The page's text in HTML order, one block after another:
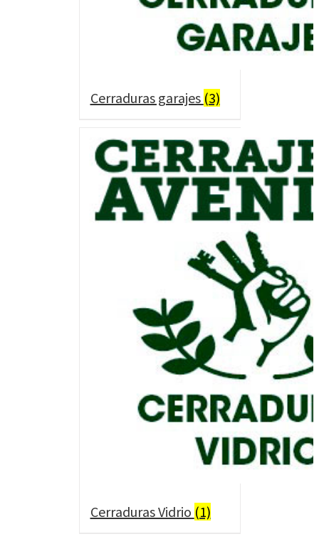
Cerraduras garajes (3)
Cerraduras Vidrio (1)